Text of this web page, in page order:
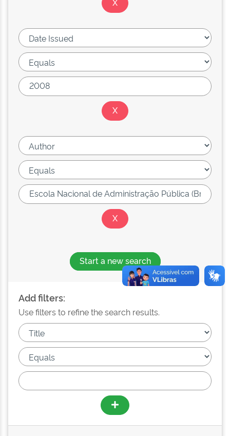
Start a new search
Add filters:
Use filters to refine the search results.